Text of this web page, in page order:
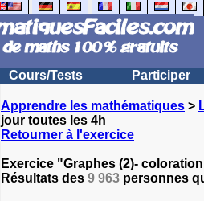
Cours/Tests Participer
Apprendre les mathématiques >
jour toutes les 4h
Retourner à l'exercice
Exercice "Graphes (2)-
Résultats des 9 963 personnes